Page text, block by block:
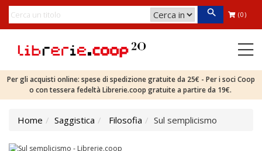
(0)
Per gli acquisti online: spese di spedizione gratuite da 25€ - Per i soci Coop
o con tessera fedeltà Librerie.coop gratuite a partire da 19€.
Home Saggistica Filosofia Sul semplicismo